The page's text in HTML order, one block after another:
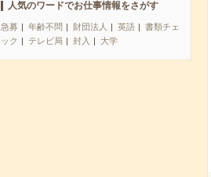
人気のワードでお仕事情報をさがす
急募 年齢不問 財団法人 英語
書類チェ
ック
テレビ局 封入 大学